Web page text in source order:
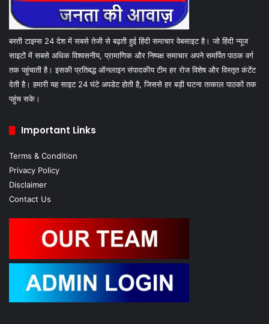
बस्ती टाइम्स 24 देश में सबसे तेजी से बढ़ती हुई हिंदी समाचार वेबसाइट है। जो हिंदी न्यूज
साइटों में सबसे अधिक विश्वसनीय, प्रामाणिक और निष्पक्ष समाचार अपने समर्पित पाठक वर्ग
तक पहुंचाती है। इसकी प्रतिबद्ध ऑनलाइन संपादकीय टीम हर रोज विशेष और विस्तृत कंटेंट
देती है। हमारी यह साइट 24 घंटे अपडेट होती है, जिससे हर बड़ी घटना तत्काल पाठकों तक
पहुंच सके।
Important Links
Terms & Condition
Privacy Policy
Disclaimer
Contact Us